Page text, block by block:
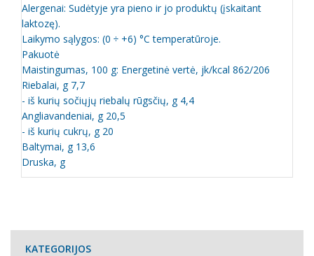
Alergenai: Sudėtyje yra pieno ir jo produktų (įskaitant
laktozę).
Laikymo sąlygos: (0 ÷ +6) °C temperatūroje.
Pakuotė
Maistingumas, 100 g: Energetinė vertė, jk/kcal 862/206
Riebalai, g 7,7
- iš kurių sočiųjų riebalų rūgsčių, g 4,4
Angliavandeniai, g 20,5
- iš kurių cukrų, g 20
Baltymai, g 13,6
Druska, g
KATEGORIJOS